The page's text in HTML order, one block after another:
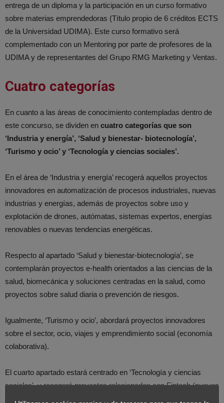
entrega de un diploma y la participación en un curso formativo
sobre materias emprendedoras (Título propio de 6 créditos ECTS
de la Universidad UDIMA). Este curso formativo será
complementado con un Mentoring por parte de profesores de la
UDIMA y de representantes del Grupo RMG Marketing y Ventas.
Cuatro categorías
En cuanto a las áreas de conocimiento contempladas dentro de
este concurso, se dividen en cuatro categorías que son
‘Industria y energía’, ‘Salud y bienestar- biotecnología’,
‘Turismo y ocio’ y ‘Tecnología y ciencias sociales’.
En el área de ‘Industria y energía’ recogerá aquellos proyectos
innovadores en automatización de procesos industriales, nuevas
industrias y energías, además de proyectos sobre uso y
explotación de drones, autómatas, sistemas expertos, energías
renovables o nuevas tendencias energéticas.
Respecto al apartado ‘Salud y bienestar-biotecnología’, se
contemplarán proyectos e-health orientados a las ciencias de la
salud, biomecánica y soluciones centradas en la salud, como
proyectos sobre salud diaria o prevención de riesgos.
Igualmente, ‘Turismo y ocio’, abordará proyectos innovadores
sobre el sector, ocio, viajes y emprendimiento social (economía
colaborativa).
El cuarto apartado estará centrado en ‘Tecnología y ciencias
sociales’, y recogerá proyectos relacionados con Fintech (nuevos